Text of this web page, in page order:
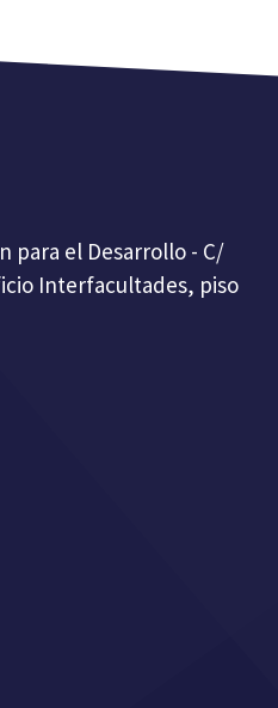
para el Desarrollo - C/
Interfacultades, piso